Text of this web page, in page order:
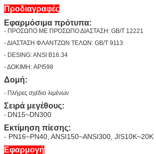
Προδιαγραφές
Εφαρμόσιμα πρότυπα:
- ΠΡΟΣΩΠΟ ΜΕ ΠΡΌΣΩΠΟ ΔΙΑΣΤΑΣΗ: GB/T 12221
- ΔΙΑΣΤΑΣΗ ΦΛΑΝΤΖΩΝ ΤΕΛΩΝ: GB/T 9113
- DESING: ANSI B16.34
- ΔΟΚΙΜΗ: API598
Δομή:
- Πλήρες σχέδιο λιμένων
Σειρά μεγέθους:
- DN15~DN300
Εκτίμηση πίεσης:
- PN16~PN40, ANSI150~ANSI300, JIS10K~20K
Εφαρμογή